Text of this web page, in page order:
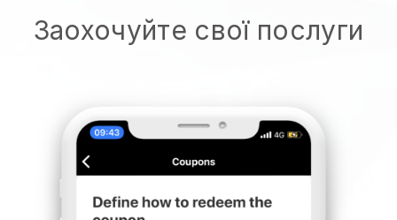
Заохочуйте свої послуги